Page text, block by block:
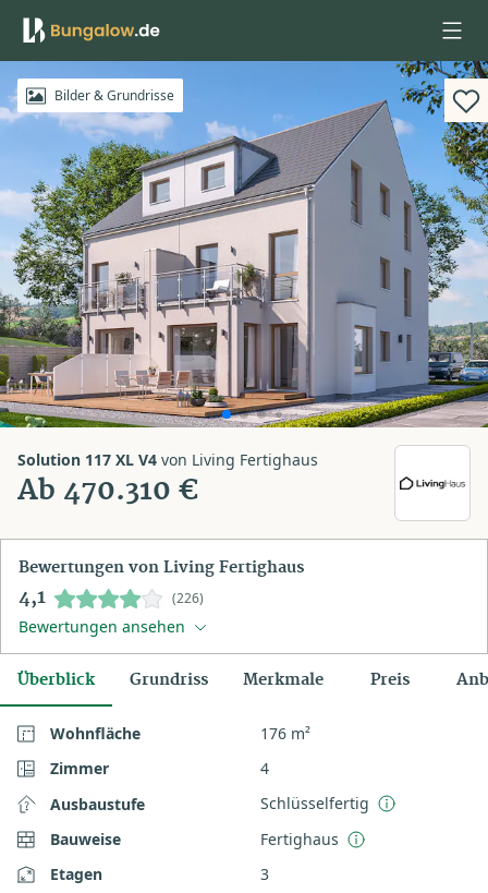
Anmelden
Bilder & Grundrisse
Solution 117 XL V4 von Living Fertighaus
Ab 470.310 €
Bewertungen von Living Fertighaus
4,1 (226)
Bewertungen ansehen
Überblick Grundriss Merkmale Preis
Wohnfläche
176 m²
Zimmer
4
Ausbaustufe
Schlüsselfertig
Bauweise
Fertighaus
Etagen
3